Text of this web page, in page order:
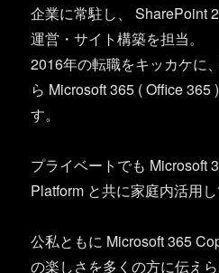
企業に常駐し、 SharePoint
運営・サイト構築を担当。
2016年の転職をキッカケに
ら Microsoft 365 ( Office 365
す。
プライベートでも Microsoft
Platform と共に家庭内活用し
公私ともに Microsoft 365
の楽しさを多くの方に伝え